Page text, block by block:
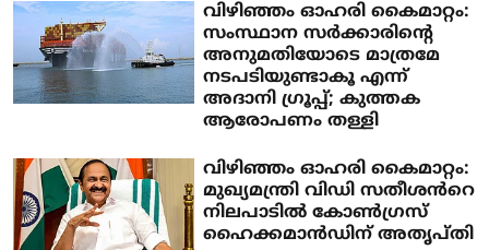
വിഴിഞ്ഞം ഓഹരി കൈമാറ്റം:
സംസ്ഥാന സർക്കാരിന്റെ
അനുമതിയോടെ മാത്രമേ
നടപടിയുണ്ടാകൂ എന്ന്
അദാനി ഗ്രൂപ്പ്; കുത്തക
ആരോപണം തള്ളി
വിഴിഞ്ഞം ഓഹരി കൈമാറ്റം:
മുഖ്യമന്ത്രി വിഡി സതീശൻറെ
നിലപാടിൽ കോൺഗ്രസ്
ഹൈക്കമാൻഡിന് അതൃപ്തി